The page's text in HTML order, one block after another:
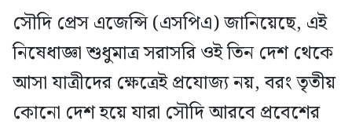
সৌদি প্রেস এজেন্সি (এসপিএ) জানিয়েছে, এই
নিষেধাজ্ঞা শুধুমাত্র সরাসরি ওই তিন দেশ থেকে
আসা যাত্রীদের ক্ষেত্রেই প্রযোজ্য নয়, বরং তৃতীয়
কোনো দেশ হয়ে যারা সৌদি আরবে প্রবেশের